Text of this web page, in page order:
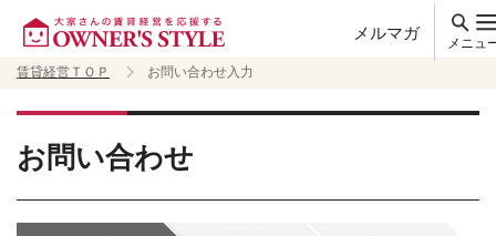
メルマガ
メニュ
賃貸経営ＴＯＰ
お問い合わせ入力
お問い合わせ